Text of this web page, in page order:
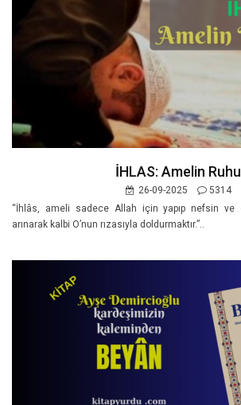
İHLAS: Amelin Ruhu
26-09-2025
5314
“İhlâs, ameli sadece Allah için yapıp nefsin ve
arınarak kalbi O’nun rızasıyla doldurmaktır.”..